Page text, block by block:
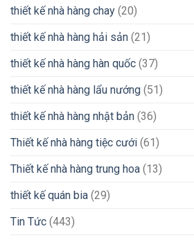
thiết kế nhà hàng chay (20)
thiết kế nhà hàng hải sản (21)
thiết kế nhà hàng hàn quốc (37)
thiết kế nhà hàng lẩu nướng (51)
thiết kế nhà hàng nhật bản (36)
Thiết kế nhà hàng tiệc cưới (61)
Thiết kế nhà hàng trung hoa (13)
thiết kế quán bia (29)
Tin Tức (443)